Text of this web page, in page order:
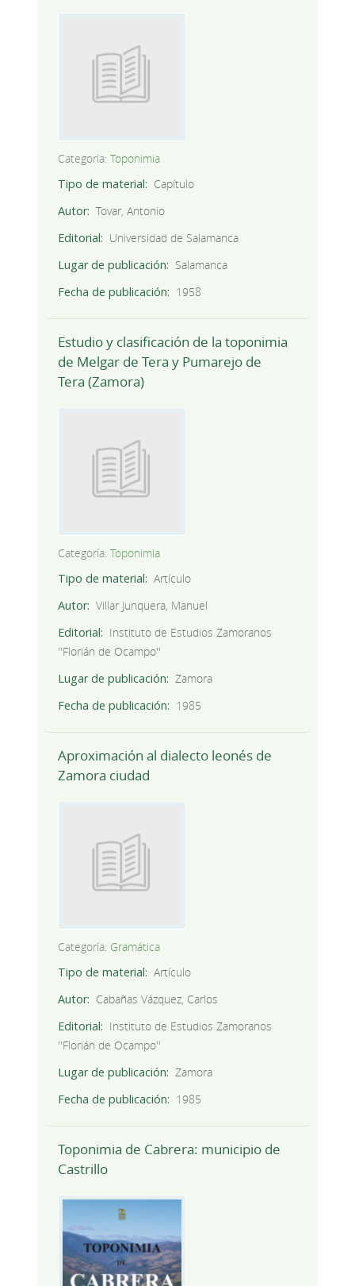
Categoría: Toponimia
Tipo de material
Capítulo
Autor
Tovar, Antonio
Editorial
Universidad de Salamanca
Lugar de publicación
Salamanca
Fecha de publicación
1958
Estudio y clasificación de la toponimia
de Melgar de Tera y Pumarejo de
Tera (Zamora)
Categoría: Toponimia
Tipo de material
Artículo
Autor
Villar Junquera, Manuel
Editorial
Instituto de Estudios Zamoranos
''Florián de Ocampo''
Lugar de publicación
Zamora
Fecha de publicación
1985
Aproximación al dialecto leonés de
Zamora ciudad
Categoría: Gramática
Tipo de material
Artículo
Autor
Cabañas Vázquez, Carlos
Editorial
Instituto de Estudios Zamoranos
''Florián de Ocampo''
Lugar de publicación
Zamora
Fecha de publicación
1985
Toponimia de Cabrera: municipio de
Castrillo